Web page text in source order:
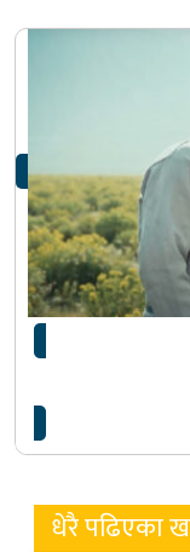
१० वर्ष अघिको
नयाँ भर्जनमा…
धेरै पढिएका